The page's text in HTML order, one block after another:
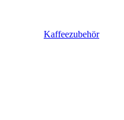
Kaffeezubehör